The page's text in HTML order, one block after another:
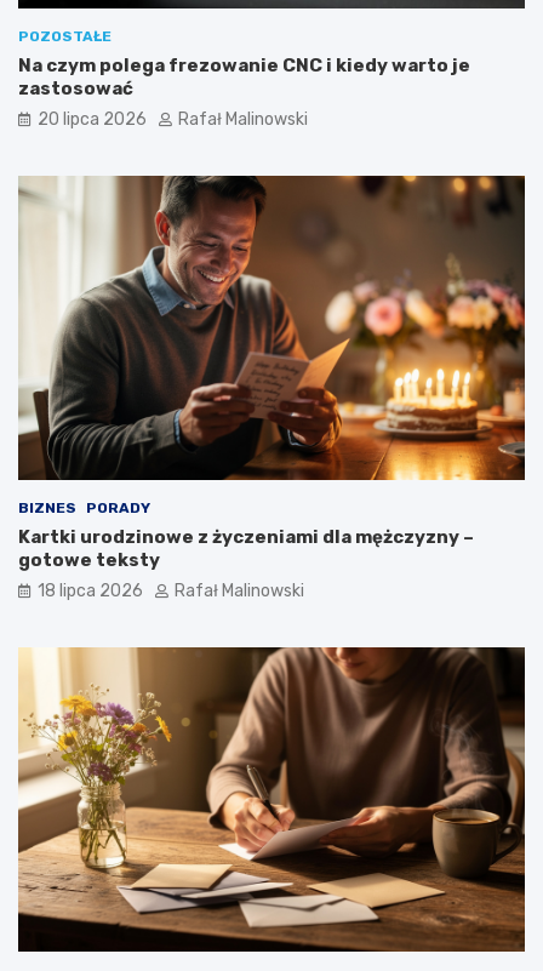
POZOSTAŁE
Na czym polega frezowanie CNC i kiedy warto je
zastosować
20 lipca 2026 Rafał Malinowski
BIZNES PORADY
Kartki urodzinowe z życzeniami dla mężczyzny –
gotowe teksty
18 lipca 2026 Rafał Malinowski